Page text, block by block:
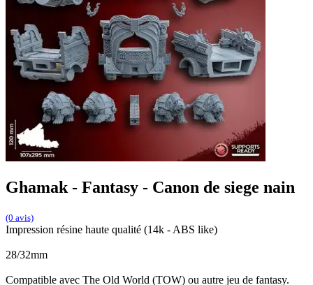
Ghamak - Fantasy - Canon de siege nain
(0 avis)
Impression résine haute qualité (14k - ABS like)
28/32mm
Compatible avec The Old World (TOW) ou autre jeu de fantasy.